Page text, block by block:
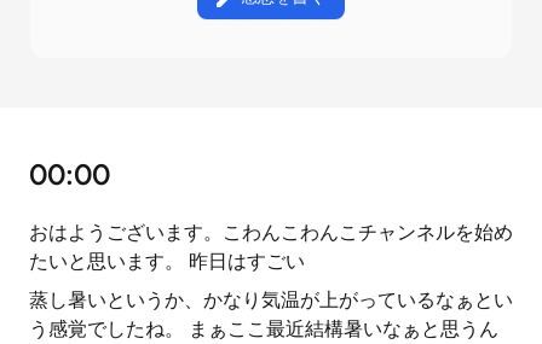
00:00
おはようございます。こわんこわんこチャンネルを始め
たいと思います。 昨日はすごい
蒸し暑いというか、かなり気温が上がっているなぁとい
う感覚でしたね。 まぁここ最近結構暑いなぁと思うん